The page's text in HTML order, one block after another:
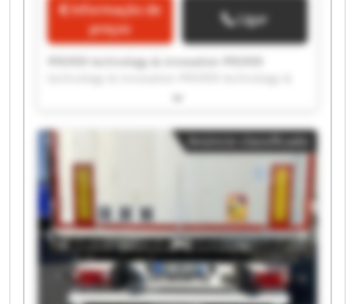
Informação de
preços
Ligar
PFEIFER technology & innovation PFEIFER
innovation PFEIFER technology & innovation
technology & innovation PFEIFER technology &
innovation PFEIFER technology & innovation
PFEIFER technology & innovation PFEIFER
technology & innovation PFEIFER technology &
innovation PFEIFER technology & innovation
PFEIFER technology & innovation PFEIFER
technology & innovation PFEIFER technology &
innovation PFEIFER technology & innovation
PFEIFER technology & innovation PFEIFER
technology & innovation PFEIFER technology &
innovation PFEIFER technology & innovation